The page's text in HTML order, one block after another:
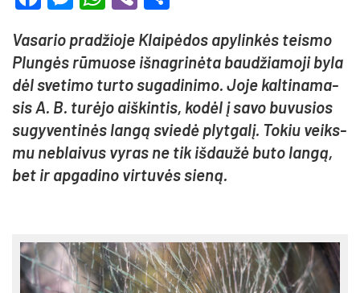
Va­sa­rio pra­džio­je Klai­pė­dos apy­lin­kės teis­mo
Plun­gės rū­muo­se iš­nag­ri­nė­ta bau­džia­mo­ji by­la
dėl sve­ti­mo tur­to su­ga­di­ni­mo. Jo­je kal­ti­na­ma­
sis A. B. tu­rė­jo aiš­kin­tis, ko­dėl į sa­vo bu­vu­sios
su­gy­ven­ti­nės lan­gą svie­dė plyt­ga­lį. To­kiu veiks­
mu ne­blai­vus vy­ras ne tik iš­dau­žė bu­to lan­gą,
bet ir ap­ga­di­no vir­tu­vės sie­ną.